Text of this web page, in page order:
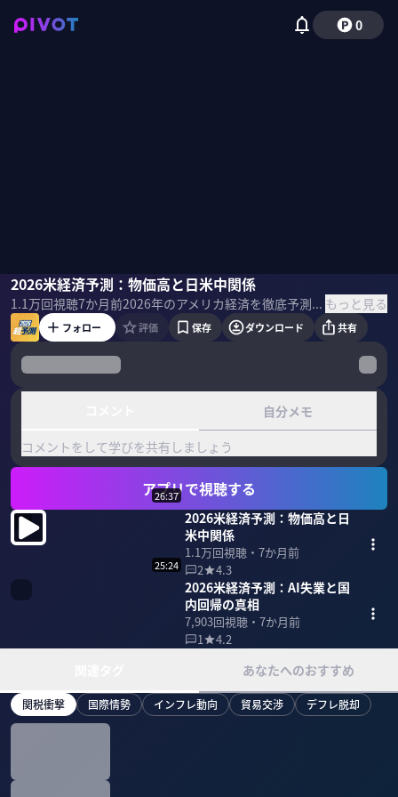
0
2026米経済予測：物価高と日米中関係
1.1万回視聴7か月前 2026年のアメリカ経済を徹底予測。トランプ関税やAIによるエネルギー需要増、牛肉価格高騰がもたらす物価高の正体を分析。関税引き上げの限界点や、米中首脳による異例の頻回会談が示唆する「米中蜜月」の可能性を考察。 ＜ゲスト＞ 今村 卓｜丸紅経済研究所 代表 丸紅米国ワシントン事務所長を経て2017年より丸紅経済研究所を率いる。米国政治経済から世界情勢まで幅広く分析、論説を行う。米国での政府渉外活動を通じ独自の米国観を培ってきた。ABAC日本代理委員や経団連の役職も歴任。 ＜目次＞ もっと見る
今村卓小手森千紗
フォロー 評価 保存 ダウンロード 共有
自分メモ
コメントをして学びを共有しましょう
アプリで視聴する
26:37
2026米経済予測：物価高と日
米中関係
1.1万回視聴・ 7か月前
2
4.3
25:24
2026米経済予測：AI失業と国
内回帰の真相
7,903回視聴・ 7か月前
1
4.2
あなたへのおすすめ
関税衝撃 国際情勢 インフレ動向 貿易交渉 デフレ脱却